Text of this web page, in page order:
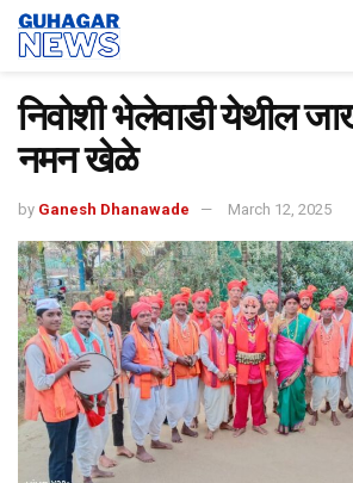
निवोशी भेलेवाडी येथील
नमन खेळे
by Ganesh Dhanawade March 12, 2025